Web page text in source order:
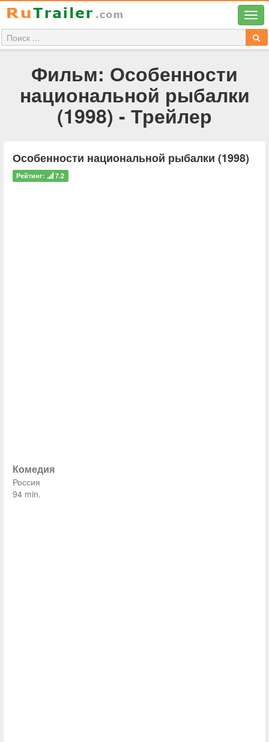
Фильм: Особенности
национальной рыбалки
(1998) - Трейлер
Особенности национальной рыбалки (1998)
Рейтинг: 7.2
Комедия
Россия
94 min.